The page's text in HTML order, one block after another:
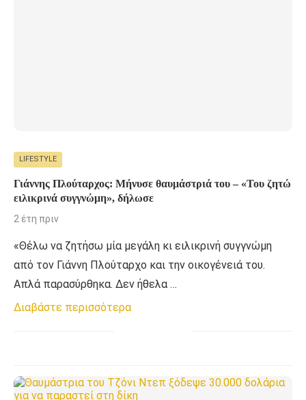
LIFESTYLE
Γιάννης Πλούταρχος: Μήνυσε θαυμάστριά του – «Του ζητώ
ειλικρινά συγγνώμη», δήλωσε
2 έτη πριν
«Θέλω να ζητήσω μία μεγάλη κι ειλικρινή συγγνώμη
από τον Γιάννη Πλούταρχο και την οικογένειά του.
Απλά παρασύρθηκα. Δεν ήθελα …
Διαβάστε περισσότερα